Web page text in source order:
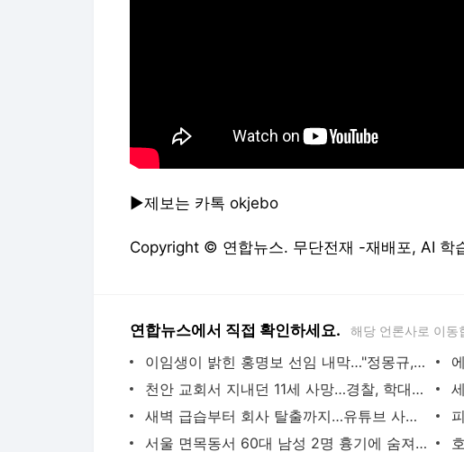
▶제보는 카톡 okjebo
Copyright © 연합뉴스. 무단전재 -재배포, AI 학
연합뉴스에서 직접 확인하세요. 해당 언론사로 이동
이임생이 밝힌 홍명보 선임 내막…"정몽규, TD판단 믿는다고 해"(종합) | 연합뉴스
천안 교회서 지내던 11세 사망…경찰, 학대치사 여부 수사(종합) | 연합뉴스
새벽 급습부터 회사 탈출까지…유튜브 사로잡은 '날것'의 일상 | 연합뉴스
서울 면목동서 60대 남성 2명 흉기에 숨져…지인 사이 추정(종합) | 연합뉴스